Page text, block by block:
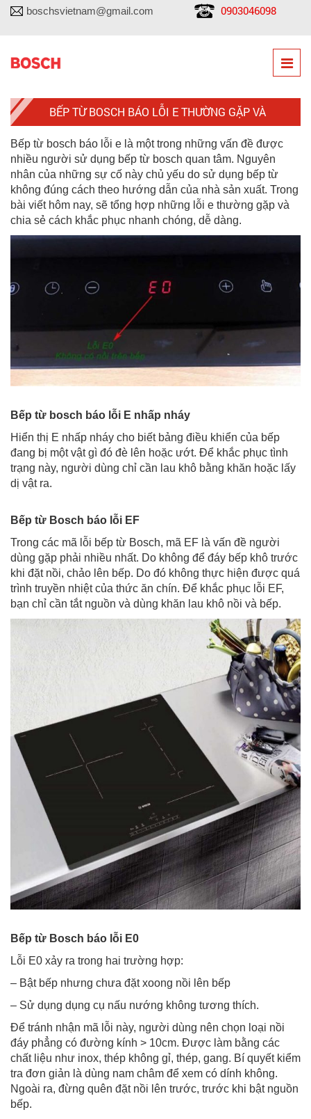
boschsvietnam@gmail.com 0903046098
BẾP TỪ BOSCH BÁO LỖI E THƯỜNG GẶP VÀ
CÁCH KHẮC PHỤC
Bếp từ bosch báo lỗi e là một trong những vấn đề được
nhiều người sử dụng bếp từ bosch quan tâm. Nguyên
nhân của những sự cố này chủ yếu do sử dụng bếp từ
không đúng cách theo hướng dẫn của nhà sản xuất. Trong
bài viết hôm nay, sẽ tổng hợp những lỗi e thường gặp và
chia sẻ cách khắc phục nhanh chóng, dễ dàng.
Bếp từ bosch báo lỗi E nhấp nháy
Hiển thị E nhấp nháy cho biết bảng điều khiển của bếp
đang bị một vật gì đó đè lên hoặc ướt. Để khắc phục tình
trạng này, người dùng chỉ cần lau khô bằng khăn hoặc lấy
dị vật ra.
Bếp từ Bosch báo lỗi EF
Trong các mã lỗi bếp từ Bosch, mã EF là vấn đề người
dùng gặp phải nhiều nhất. Do không để đáy bếp khô trước
khi đặt nồi, chảo lên bếp. Do đó không thực hiện được quá
trình truyền nhiệt của thức ăn chín. Để khắc phục lỗi EF,
bạn chỉ cần tắt nguồn và dùng khăn lau khô nồi và bếp.
Bếp từ Bosch báo lỗi E0
Lỗi E0 xảy ra trong hai trường hợp:
– Bật bếp nhưng chưa đặt xoong nồi lên bếp
– Sử dụng dụng cụ nấu nướng không tương thích.
Để tránh nhận mã lỗi này, người dùng nên chọn loại nồi
đáy phẳng có đường kính > 10cm. Được làm bằng các
chất liệu như inox, thép không gỉ, thép, gang. Bí quyết kiểm
tra đơn giản là dùng nam châm để xem có dính không.
Ngoài ra, đừng quên đặt nồi lên trước, trước khi bật nguồn
bếp.